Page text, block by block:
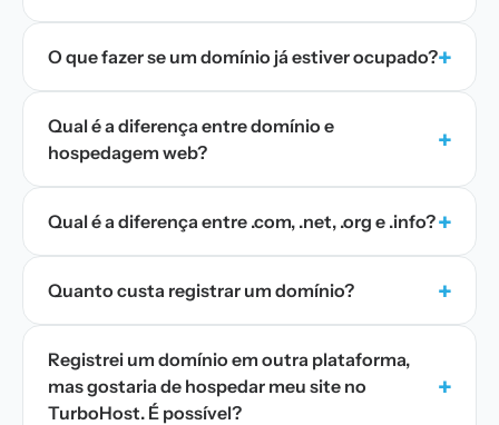
O que fazer se um domínio já estiver ocupado?+
Qual é a diferença entre domínio e
hospedagem web?
+
Qual é a diferença entre .com, .net, .org e .info?+
Quanto custa registrar um domínio? +
Registrei um domínio em outra plataforma,
mas gostaria de hospedar meu site no
TurboHost. É possível?
+